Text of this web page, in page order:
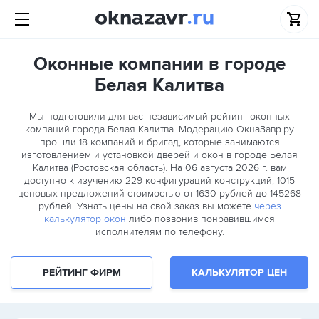
Оконные компании в городе
Белая Калитва
Мы подготовили для вас независимый рейтинг оконных
компаний города Белая Калитва. Модерацию ОкнаЗавр.ру
прошли 18компаний и бригад, которые занимаются
изготовлением и установкой дверей и окон в городе Белая
Калитва (Ростовская область). На 06 августа 2026 г. вам
доступно к изучению 229 конфигураций конструкций, 1015
ценовых предложений стоимостью от 1630 рублей до 145268
рублей. Узнать цены на свой заказ вы можете через
калькулятор окон либо позвонив понравившимся
исполнителям по телефону.
РЕЙТИНГ ФИРМ КАЛЬКУЛЯТОР ЦЕН